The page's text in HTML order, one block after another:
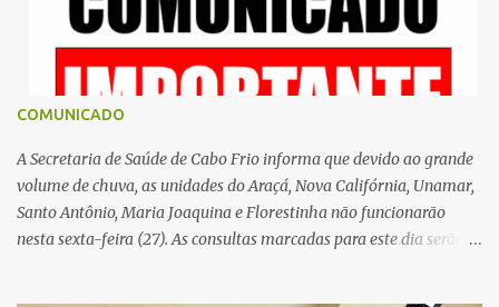
COMUNICADO
A Secretaria de Saúde de Cabo Frio informa que devido ao grande
volume de chuva, as unidades do Araçá, Nova Califórnia, Unamar,
Santo Antônio, Maria Joaquina e Florestinha não funcionarão
nesta sexta-feira (27). As consultas marcadas para este dia serão